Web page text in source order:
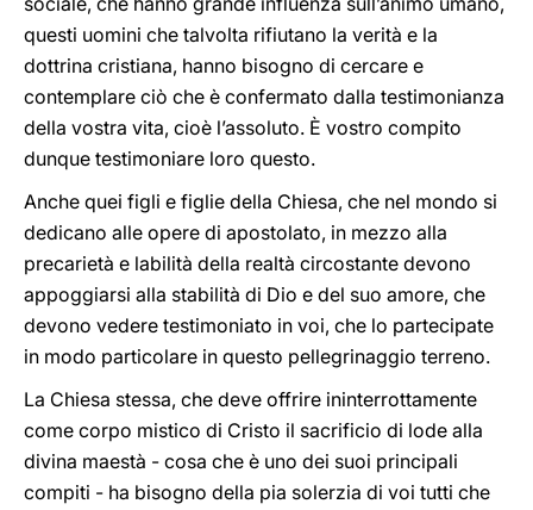
questi uomini che talvolta rifiutano la verità e la
dottrina cristiana, hanno bisogno di cercare e
contemplare ciò che è confermato dalla testimonianza
della vostra vita, cioè l’assoluto. È vostro compito
dunque testimoniare loro questo.
Anche quei figli e figlie della Chiesa, che nel mondo si
dedicano alle opere di apostolato, in mezzo alla
precarietà e labilità della realtà circostante devono
appoggiarsi alla stabilità di Dio e del suo amore, che
devono vedere testimoniato in voi, che lo partecipate
in modo particolare in questo pellegrinaggio terreno.
La Chiesa stessa, che deve offrire ininterrottamente
come corpo mistico di Cristo il sacrificio di lode alla
divina maestà - cosa che è uno dei suoi principali
compiti - ha bisogno della pia solerzia di voi tutti che